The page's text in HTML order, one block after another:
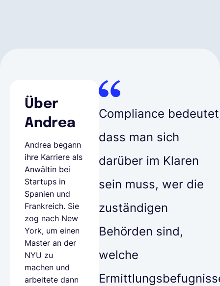
Über
Andrea
Andrea begann
ihre Karriere als
Anwältin bei
Startups in
Spanien und
Frankreich. Sie
zog nach New
York, um einen
Master an der
NYU zu
machen und
arbeitete dann
Compliance
dass man sich
darüber im Klaren
sein muss, wer die
zuständigen
Behörden sind,
welche